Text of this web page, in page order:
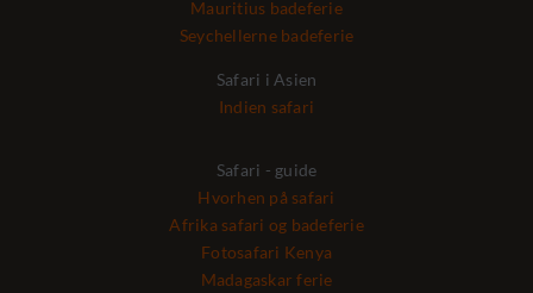
Mauritius badeferie
Seychellerne badeferie
Safari i Asien
Indien safari
Safari - guide
Hvorhen på safari
Afrika safari og badeferie
Fotosafari Kenya
Madagaskar ferie